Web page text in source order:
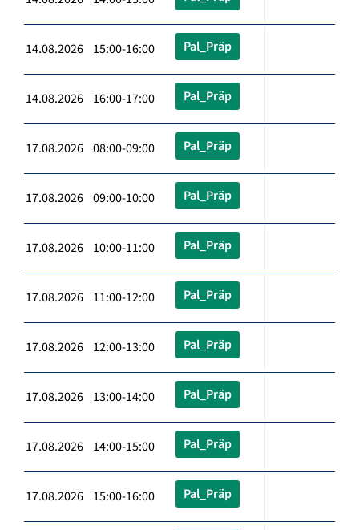
14.08.2026 15:00-16:00 Pal_Präp
14.08.2026 16:00-17:00 Pal_Präp
17.08.2026 08:00-09:00 Pal_Präp
17.08.2026 09:00-10:00 Pal_Präp
17.08.2026 10:00-11:00 Pal_Präp
17.08.2026 11:00-12:00 Pal_Präp
17.08.2026 12:00-13:00 Pal_Präp
17.08.2026 13:00-14:00 Pal_Präp
17.08.2026 14:00-15:00 Pal_Präp
17.08.2026 15:00-16:00 Pal_Präp